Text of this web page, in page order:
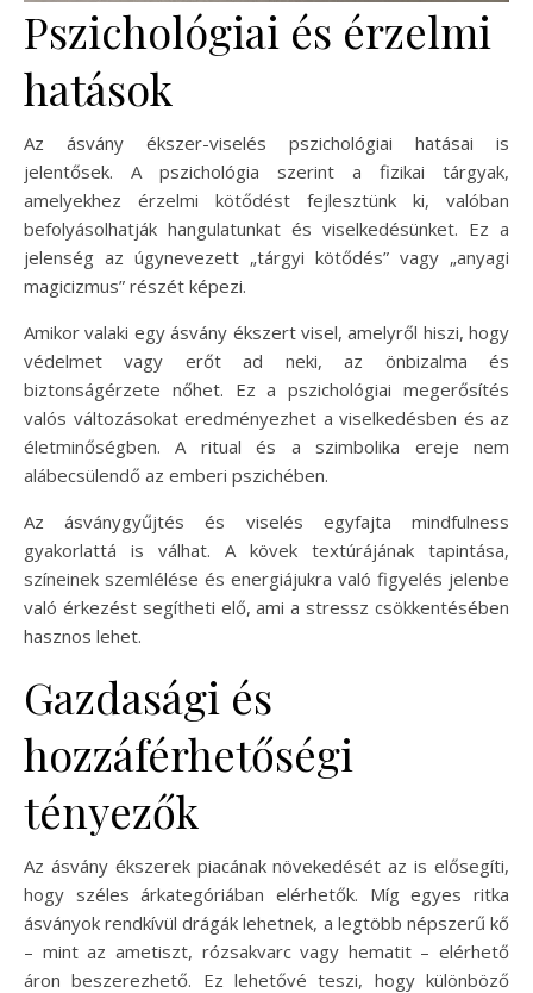
Pszichológiai és érzelmi
hatások
Az ásvány ékszer-viselés pszichológiai hatásai is
jelentősek. A pszichológia szerint a fizikai tárgyak,
amelyekhez érzelmi kötődést fejlesztünk ki, valóban
befolyásolhatják hangulatunkat és viselkedésünket. Ez a
jelenség az úgynevezett „tárgyi kötődés” vagy „anyagi
magicizmus” részét képezi.
Amikor valaki egy ásvány ékszert visel, amelyről hiszi, hogy
védelmet vagy erőt ad neki, az önbizalma és
biztonságérzete nőhet. Ez a pszichológiai megerősítés
valós változásokat eredményezhet a viselkedésben és az
életminőségben. A ritual és a szimbolika ereje nem
alábecsülendő az emberi pszichében.
Az ásványgyűjtés és viselés egyfajta mindfulness
gyakorlattá is válhat. A kövek textúrájának tapintása,
színeinek szemlélése és energiájukra való figyelés jelenbe
való érkezést segítheti elő, ami a stressz csökkentésében
hasznos lehet.
Gazdasági és
hozzáférhetőségi
tényezők
Az ásvány ékszerek piacának növekedését az is elősegíti,
hogy széles árkategóriában elérhetők. Míg egyes ritka
ásványok rendkívül drágák lehetnek, a legtöbb népszerű kő
– mint az ametiszt, rózsakvarc vagy hematit – elérhető
áron beszerezhető. Ez lehetővé teszi, hogy különböző